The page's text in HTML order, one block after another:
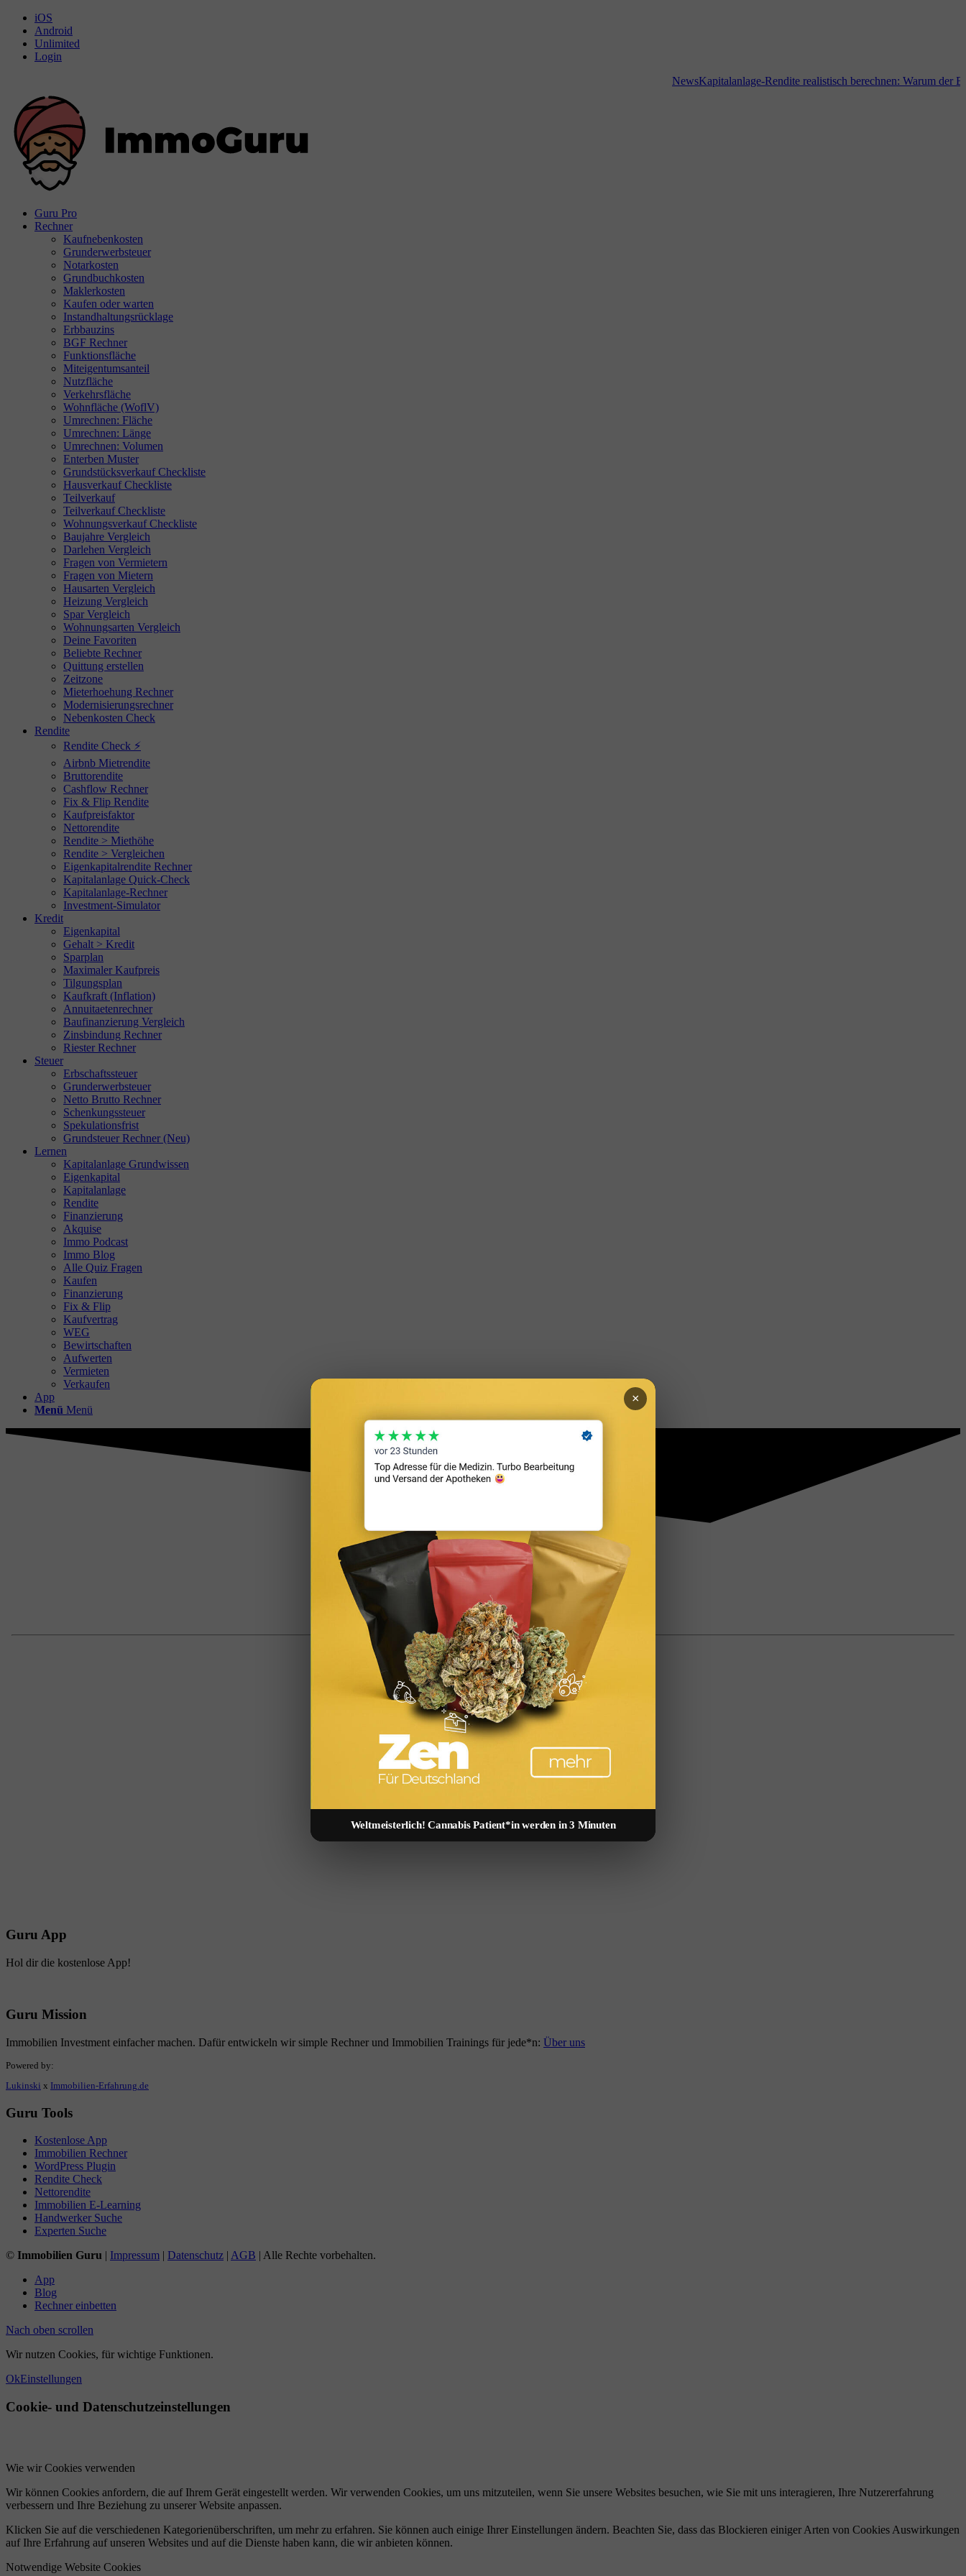
iOS
Android
Unlimited
Login
NewsKapitalanlage-Rendite realistisch berechnen: Warum der
Guru Pro
Rechner
Kaufnebenkosten
Grunderwerbsteuer
Notarkosten
Grundbuchkosten
Maklerkosten
Kaufen oder warten
Instandhaltungsrücklage
Erbbauzins
BGF Rechner
Funktionsfläche
Miteigentumsanteil
Nutzfläche
Verkehrsfläche
Wohnfläche (WoflV)
Umrechnen: Fläche
Umrechnen: Länge
Umrechnen: Volumen
Enterben Muster
Grundstücksverkauf Checkliste
Hausverkauf Checkliste
Teilverkauf
Teilverkauf Checkliste
Wohnungsverkauf Checkliste
Baujahre Vergleich
Darlehen Vergleich
Fragen von Vermietern
Fragen von Mietern
Hausarten Vergleich
Heizung Vergleich
Spar Vergleich
Wohnungsarten Vergleich
Deine Favoriten
Beliebte Rechner
Quittung erstellen
Zeitzone
Mieterhoehung Rechner
Modernisierungsrechner
Nebenkosten Check
Rendite
Rendite Check ⚡
Airbnb Mietrendite
Bruttorendite
Cashflow Rechner
Fix & Flip Rendite
Kaufpreisfaktor
Nettorendite
Rendite > Miethöhe
Rendite > Vergleichen
Eigenkapitalrendite Rechner
Kapitalanlage Quick-Check
Kapitalanlage-Rechner
Investment-Simulator
Kredit
Eigenkapital
Gehalt > Kredit
Sparplan
Maximaler Kaufpreis
Tilgungsplan
Kaufkraft (Inflation)
Annuitaetenrechner
Baufinanzierung Vergleich
Zinsbindung Rechner
Riester Rechner
Steuer
Erbschaftssteuer
Grunderwerbsteuer
Netto Brutto Rechner
Schenkungssteuer
Spekulationsfrist
Grundsteuer Rechner (Neu)
Lernen
Kapitalanlage Grundwissen
Eigenkapital
Kapitalanlage
Rendite
Finanzierung
Akquise
Immo Podcast
Immo Blog
Alle Quiz Fragen
Kaufen
Finanzierung
Fix & Flip
Kaufvertrag
WEG
Bewirtschaften
Aufwerten
Vermieten
Verkaufen
App
Menü Menü
Umrechnen: Fläche
Guru App
Hol dir die kostenlose App!
Guru Mission
Immobilien Investment einfacher machen. Dafür entwickeln wir simple Rechner und Immobilien Trainings für jede*n: Über uns
Powered by:
Lukinski x Immobilien-Erfahrung.de
Guru Tools
Kostenlose App
Immobilien Rechner
WordPress Plugin
Rendite Check
Nettorendite
Immobilien E-Learning
Handwerker Suche
Experten Suche
© Immobilien Guru | Impressum | Datenschutz | AGB | Alle Rechte vorbehalten.
App
Blog
Rechner einbetten
Nach oben scrollen
Wir nutzen Cookies, für wichtige Funktionen.
OkEinstellungen
Cookie- und Datenschutzeinstellungen
Wie wir Cookies verwenden
Wir können Cookies anfordern, die auf Ihrem Gerät eingestellt werden. Wir verwenden Cookies, um uns mitzuteilen, wenn Sie unsere Websites besuchen, wie Sie mit uns interagieren, Ihre Nutzererfahrung
verbessern und Ihre Beziehung zu unserer Website anpassen.
Klicken Sie auf die verschiedenen Kategorienüberschriften, um mehr zu erfahren. Sie können auch einige Ihrer Einstellungen ändern. Beachten Sie, dass das Blockieren einiger Arten von Cookies Auswirkungen
auf Ihre Erfahrung auf unseren Websites und auf die Dienste haben kann, die wir anbieten können.
Notwendige Website Cookies
Weltmeisterlich! Cannabis Patient*in werden in 3 Minuten
×